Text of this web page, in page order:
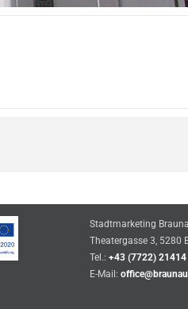
Stadtmarketing
Theatergasse 3, 5280
Tel.: +43 (7722) 21414
E-Mail: